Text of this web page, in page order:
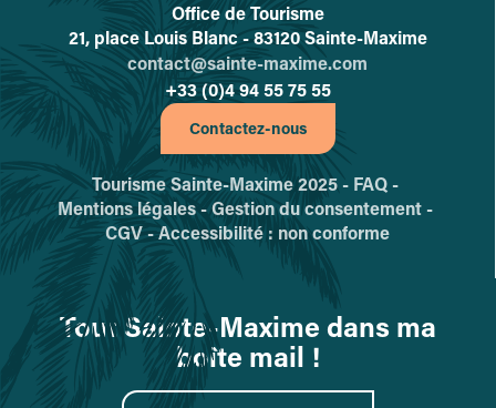
L'office de tourisme de Sainte-
Office de Tourisme
21, place Louis Blanc - 83120 Sainte-Maxime
contact@sainte-maxime.com
+33 (0)4 94 55 75 55
Contactez-nous
Tourisme Sainte-Maxime 2025 - FAQ -
Mentions légales -Gestion du consentement -
CGV -Accessibilité : non conforme
Tout Sainte-Maxime dans ma
boîte mail !